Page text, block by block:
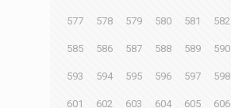
577 578 579 580 581 582
585 586 587 588 589 590
593 594 595 596 597 598
601 602 603 604 605 606